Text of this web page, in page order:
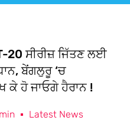
20 ਸੀਰੀਜ਼ ਜਿੱਤਣ ਲਈ
ਬੇਂਗਲੁਰੂ ‘ਚ
ਹੋ ਜਾਓਗੇ ਹੈਰਾਨ !
Latest News